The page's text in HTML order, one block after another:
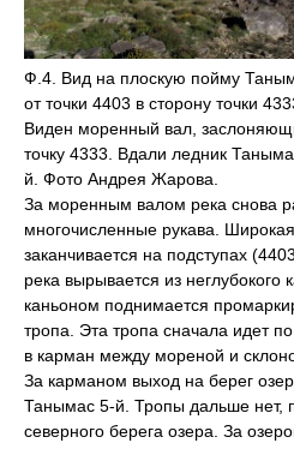
Ф.4. Вид на плоскую пойму
от точки 4403 в сторону точки
Виден моренный вал,
точку 4333. Вдали ледник
й. Фото Андрея Жарова.
За моренным валом река снова
многочисленные рукава.
заканчивается на подступах
река вырывается из
каньоном поднимается
тропа. Эта тропа сначала идет
в карман между мореной и
За карманом выход на берег
Танымас 5-й. Тропы дальше нет,
северного берега озера. За